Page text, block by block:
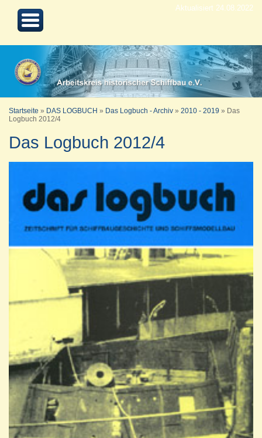
Aktualisiert 24.08.2022
Startseite » DAS LOGBUCH » Das Logbuch - Archiv » 2010 - 2019 »
Das
Logbuch 2012/4
Das Logbuch 2012/4